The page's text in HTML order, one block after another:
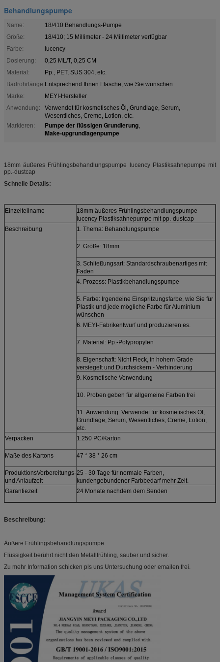
Behandlungspumpe
Name:
18/410 Behandlungs-Pumpe
Größe:
18/410; 15 Millimeter - 24 Millimeter verfügbar
Farbe:
lucency
Dosierung:
0,25 ML/T, 0,25 CM
Material:
Pp., PET, SUS 304, etc.
Badrohrlänge:Entsprechend Ihnen Flasche, wie Sie wünschen
Marke:
MEYI-Hersteller
Anwendung:
Verwendet für kosmetisches Öl, Grundlage, Serum,
Wesentliches, Creme, Lotion, etc.
Markieren:
Pumpe der flüssigen Grundierung,
Make-upgrundlagenpumpe
18mm äußeres Frühlingsbehandlungspumpe lucency Plastiksahnepumpe mit
pp.-dustcap
Schnelle Details:
Einzelteilname
18mm äußeres Frühlingsbehandlungspumpe
lucency Plastiksahnepumpe mit pp.-dustcap
Beschreibung
1. Thema: Behandlungspumpe
2. Größe: 18mm
3. Schließungsart: Standardschraubenartiges mit
Faden
4. Prozess: Plastikbehandlungspumpe
5. Farbe: Irgendeine Einspritzungsfarbe, wie Sie für
Plastik und jede mögliche Farbe für Aluminium
wünschen
6. MEYI-Fabrikentwurf und produzieren es.
7. Material: Pp.-Polypropylen
8. Eigenschaft: Nicht Fleck, in hohem Grade
versiegelt und Durchsickern - Verhinderung
9. Kosmetische Verwendung
10. Proben geben für allgemeine Farben frei
11. Anwendung: Verwendet für kosmetisches Öl,
Grundlage, Serum, Wesentliches, Creme, Lotion,
etc.
Verpacken
1.250 PC/Karton
Maße des Kartons 47 * 38 * 26 cm
ProduktionsVorbereitungs-
und Anlaufzeit
25 - 30 Tage für normale Farben,
kundengebundener Farbbedarf mehr Zeit.
Garantiezeit
24 Monate nachdem dem Senden
Beschreibung:
Äußere Frühlingsbehandlungspumpe
Flüssigkeit berührt nicht den Metallfrühling, sauber und sicher.
Zu mehr Information schicken pls uns Untersuchung oder emailen frei.